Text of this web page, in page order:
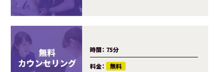
時間： 75分
料金： 無料